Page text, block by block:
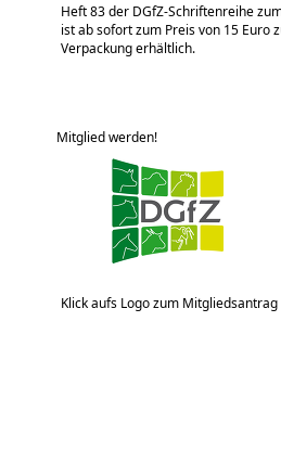
Heft 83 der DGfZ-Schriftenreihe
ist ab sofort zum Preis von 15 Euro
Verpackung erhältlich.
Mitglied werden!
Klick aufs Logo zum Mitgliedsantrag